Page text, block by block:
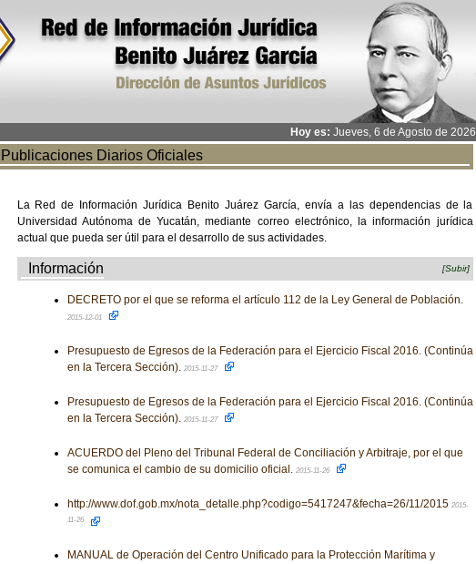
Hoy es: Jueves, 6 de Agosto de 2026
Publicaciones Diarios Oficiales
La Red de Información Jurídica Benito Juárez García, envía a las dependencias de la
Universidad Autónoma de Yucatán, mediante correo electrónico, la información jurídica
actual que pueda ser útil para el desarrollo de sus actividades.
Información [Subir]
DECRETO por el que se reforma el artículo 112 de la Ley General de Población.
2015-12-01
Presupuesto de Egresos de la Federación para el Ejercicio Fiscal 2016. (Continúa
en la Tercera Sección). 2015-11-27
Presupuesto de Egresos de la Federación para el Ejercicio Fiscal 2016. (Continúa
en la Tercera Sección). 2015-11-27
ACUERDO del Pleno del Tribunal Federal de Conciliación y Arbitraje, por el que
se comunica el cambio de su domicilio oficial. 2015-11-26
http://www.dof.gob.mx/nota_detalle.php?codigo=5417247&fecha=26/11/2015 2015-
11-26
MANUAL de Operación del Centro Unificado para la Protección Marítima y